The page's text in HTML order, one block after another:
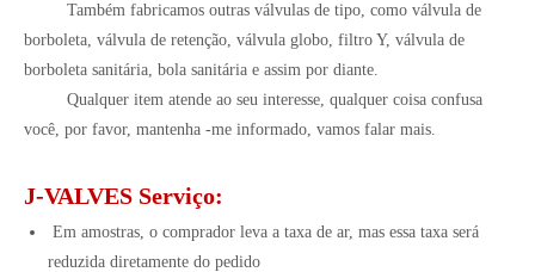
Também fabricamos outras válvulas de tipo, como válvula de
borboleta, válvula de retenção, válvula globo, filtro Y, válvula de
borboleta sanitária, bola sanitária e assim por diante.
Qualquer item atende ao seu interesse, qualquer coisa confusa
você, por favor, mantenha -me informado, vamos falar mais.
J-VALVES Serviço:
Em amostras, o comprador leva a taxa de ar, mas essa taxa será
reduzida diretamente do pedido